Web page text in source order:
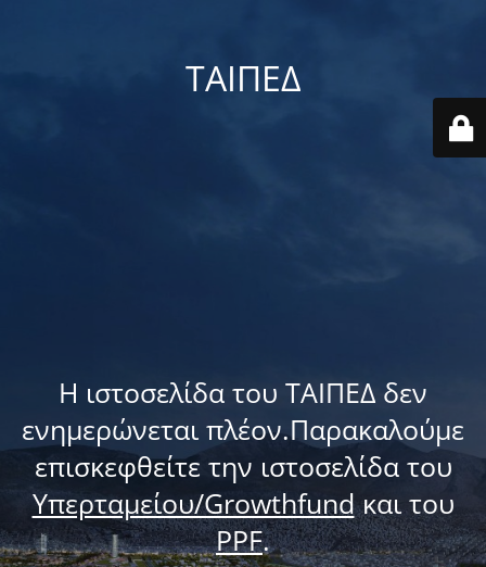
ΤΑΙΠΕΔ
Η ιστοσελίδα του ΤΑΙΠΕΔ δεν
ενημερώνεται πλέον.Παρακαλούμε
επισκεφθείτε την ιστοσελίδα του
Υπερταμείου/Growthfundκαι του
PPF.